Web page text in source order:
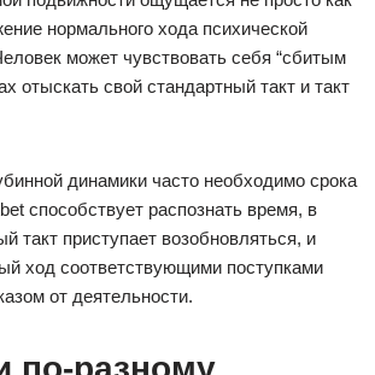
нормального хода психической
может чувствовать себя “сбитым
отыскать свой стандартный такт и такт
динамики часто необходимо срока
способствует распознать время, в
такт приступает возобновляться, и
ход соответствующими поступками
от деятельности.